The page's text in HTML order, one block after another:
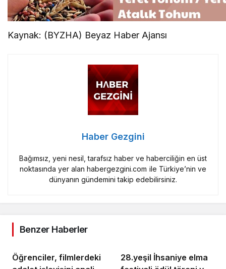
Kaynak: (BYZHA) Beyaz Haber Ajansı
Haber Gezgini
Bağımsız, yeni nesil, tarafsız haber ve haberciliğin en üst
noktasında yer alan habergezgini.com ile Türkiye’nin ve
dünyanın gündemini takip edebilirsiniz.
Benzer Haberler
Öğrenciler, filmlerdeki
28.yeşil İhsaniye elma